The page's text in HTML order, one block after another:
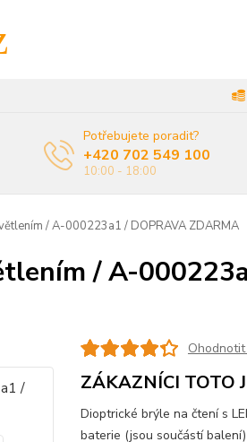
Potřebujete poradit?
+420 702 549 100
10:00 - 18:00
/ A-000223a1 / DOPRAVA ZDARMA
/ A-
ZÁKAZNÍCI TOTO
Dioptrické brýle na čtení s
baterie (jsou součástí